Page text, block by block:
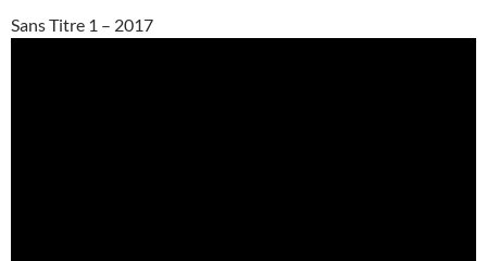
Sans Titre 1 – 2017